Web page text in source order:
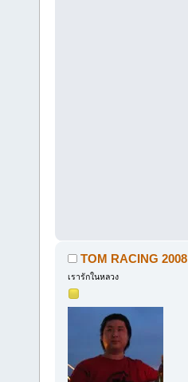
TOM RACING 2008
เรารักในหลวง